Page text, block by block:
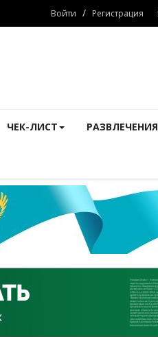
Войти / Регистрация
ЧЕК-ЛИСТ РАЗВЛЕЧЕНИЯ